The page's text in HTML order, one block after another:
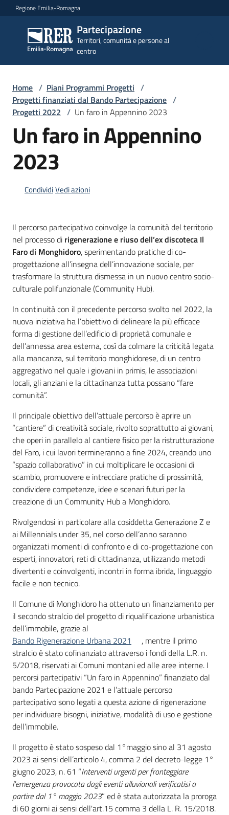
Vai al contenuto
Vai alla navigazione
Vai al footer
Regione Emilia-Romagna
Partecipazione
Territori, comunità e persone al
centro
Partecipazione
Territori, comunità e
persone al centro
Argomenti
Novità
Bandi
Piani
Programmi
Progetti
Menu selezionato
Partecipa
Seguici
Home / Piani Programmi Progetti /
Progetti finanziati dal Bando Partecipazione /
Progetti 2022 / Un faro in Appennino 2023
Un faro in Appennino
2023
CondividiVedi azioni
Il percorso partecipativo coinvolge la comunità del territorio
nel processo di rigenerazione e riuso dell’ex discoteca Il
Faro di Monghidoro, sperimentando pratiche di co-
progettazione all’insegna dell’innovazione sociale, per
trasformare la struttura dismessa in un nuovo centro socio-
culturale polifunzionale (Community Hub).
In continuità con il precedente percorso svolto nel 2022, la
nuova iniziativa ha l’obiettivo di delineare la più efficace
forma di gestione dell’edificio di proprietà comunale e
dell’annessa area esterna, così da colmare la criticità legata
alla mancanza, sul territorio monghidorese, di un centro
aggregativo nel quale i giovani in primis, le associazioni
locali, gli anziani e la cittadinanza tutta possano “fare
comunità”.
Il principale obiettivo dell’attuale percorso è aprire un
“cantiere” di creatività sociale, rivolto soprattutto ai giovani,
che operi in parallelo al cantiere fisico per la ristrutturazione
del Faro, i cui lavori termineranno a fine 2024, creando uno
“spazio collaborativo” in cui moltiplicare le occasioni di
scambio, promuovere e intrecciare pratiche di prossimità,
condividere competenze, idee e scenari futuri per la
creazione di un Community Hub a Monghidoro.
Rivolgendosi in particolare alla cosiddetta Generazione Z e
ai Millennials under 35, nel corso dell’anno saranno
organizzati momenti di confronto e di co-progettazione con
esperti, innovatori, reti di cittadinanza, utilizzando metodi
divertenti e coinvolgenti, incontri in forma ibrida, linguaggio
facile e non tecnico.
Il Comune di Monghidoro ha ottenuto un finanziamento per
il secondo stralcio del progetto di riqualificazione urbanistica
dell’immobile, grazie al
Bando Rigenerazione Urbana 2021
, mentre il primo
stralcio è stato cofinanziato attraverso i fondi della L.R. n.
5/2018, riservati ai Comuni montani ed alle aree interne. I
percorsi partecipativi “Un faro in Appennino” finanziato dal
bando Partecipazione 2021 e l’attuale percorso
partecipativo sono legati a questa azione di rigenerazione
per individuare bisogni, iniziative, modalità di uso e gestione
dell’immobile.
Il progetto è stato sospeso dal 1°maggio sino al 31 agosto
2023 ai sensi dell’articolo 4, comma 2 del decreto-legge 1°
giugno 2023, n. 61 “Interventi urgenti per fronteggiare
l'emergenza provocata dagli eventi alluvionali verificatisi a
partire dal 1° maggio 2023” ed è stata autorizzata la proroga
di 60 giorni ai sensi dell'art.15 comma 3 della L. R. 15/2018.